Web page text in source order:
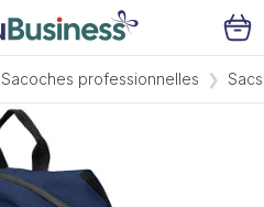
Sacoches professionnelles